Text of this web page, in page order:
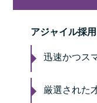
アジャイル採
迅速かつス
厳選された